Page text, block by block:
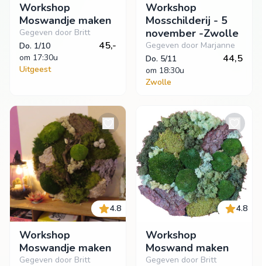
Workshop
Moswandje maken
Gegeven door Britt
Do. 1/10
om 17:30u
45,-
Uitgeest
Workshop
Mosschilderij - 5
november -Zwolle
Gegeven door Marjanne
Do. 5/11
om 18:30u
44,5
Zwolle
4.8
Workshop
Moswandje maken
Gegeven door Britt
4.8
Workshop
Moswand maken
Gegeven door Britt